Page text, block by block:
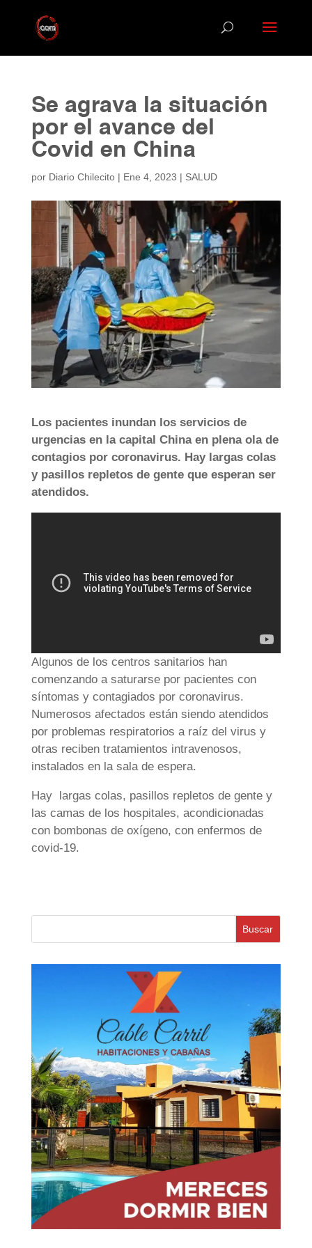
Se agrava la situación
por el avance del
Covid en China
por Diario Chilecito| Ene 4, 2023 | SALUD
Los pacientes inundan los servicios de
urgencias en la capital China en plena ola de
contagios por coronavirus. Hay largas colas
y pasillos repletos de gente que esperan ser
atendidos.
Algunos de los centros sanitarios han
comenzando a saturarse por pacientes con
síntomas y contagiados por coronavirus.
Numerosos afectados están siendo atendidos
por problemas respiratorios a raíz del virus y
otras reciben tratamientos intravenosos,
instalados en la sala de espera.
Hay largas colas, pasillos repletos de gente y
las camas de los hospitales, acondicionadas
con bombonas de oxígeno, con enfermos de
covid-19.
Buscar